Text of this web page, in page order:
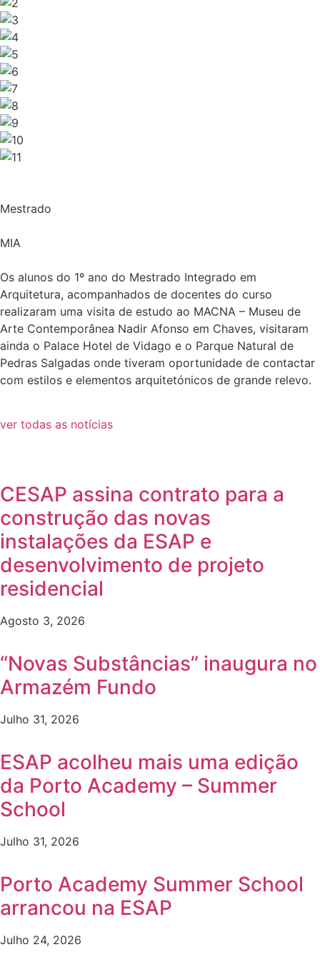
Mestrado
MIA
Os alunos do 1º ano do Mestrado Integrado em
Arquitetura, acompanhados de docentes do curso
realizaram uma visita de estudo ao MACNA – Museu de
Arte Contemporânea Nadir Afonso em Chaves, visitaram
ainda o Palace Hotel de Vidago e o Parque Natural de
Pedras Salgadas onde tiveram oportunidade de contactar
com estilos e elementos arquitetónicos de grande relevo.
ver todas as notícias
CESAP assina contrato para a
construção das novas
instalações da ESAP e
desenvolvimento de projeto
residencial
Agosto 3, 2026
“Novas Substâncias” inaugura no
Armazém Fundo
Julho 31, 2026
ESAP acolheu mais uma edição
da Porto Academy – Summer
School
Julho 31, 2026
Porto Academy Summer School
arrancou na ESAP
Julho 24, 2026